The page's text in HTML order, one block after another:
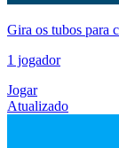
Gira os tubos para
1 jogador
Jogar
Atualizado